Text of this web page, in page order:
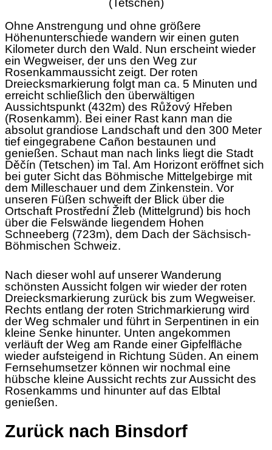
(Tetschen)
Ohne Anstrengung und ohne größere
Höhenunterschiede wandern wir einen guten
Kilometer durch den Wald. Nun erscheint wieder
ein Wegweiser, der uns den Weg zur
Rosenkammaussicht zeigt. Der roten
Dreiecksmarkierung folgt man ca. 5 Minuten und
erreicht schließlich den überwältigen
Aussichtspunkt (432m) des Růžový Hřeben
(Rosenkamm). Bei einer Rast kann man die
absolut grandiose Landschaft und den 300 Meter
tief eingegrabene Cañon bestaunen und
genießen. Schaut man nach links liegt die Stadt
Děčín (Tetschen) im Tal. Am Horizont eröffnet sich
bei guter Sicht das Böhmische Mittelgebirge mit
dem Milleschauer und dem Zinkenstein. Vor
unseren Füßen schweift der Blick über die
Ortschaft Prostřední Žleb (Mittelgrund) bis hoch
über die Felswände liegendem Hohen
Schneeberg (723m), dem Dach der Sächsisch-
Böhmischen Schweiz.
Nach dieser wohl auf unserer Wanderung
schönsten Aussicht folgen wir wieder der roten
Dreiecksmarkierung zurück bis zum Wegweiser.
Rechts entlang der roten Strichmarkierung wird
der Weg schmaler und führt in Serpentinen in ein
kleine Senke hinunter. Unten angekommen
verläuft der Weg am Rande einer Gipfelfläche
wieder aufsteigend in Richtung Süden. An einem
Fernsehumsetzer können wir nochmal eine
hübsche kleine Aussicht rechts zur Aussicht des
Rosenkamms und hinunter auf das Elbtal
genießen.
Zurück nach Binsdorf